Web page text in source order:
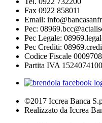
Fax 0922 858011
Email:
Pec:
Pec Legale:
Pec Crediti:
Codice Fiscale
Partita IVA
©2017 Iccrea Banca
Realizzato da Iccrea